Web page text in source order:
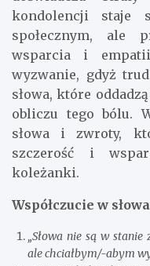
kondolencji staje
społecznym, ale
wsparcia i
wyzwanie, gdyż
słowa, które
obliczu tego bólu.
słowa i zwroty,
szczerość i
koleżanki.
Współczucie w
„Słowa nie są w
ale chciałbym/-abym